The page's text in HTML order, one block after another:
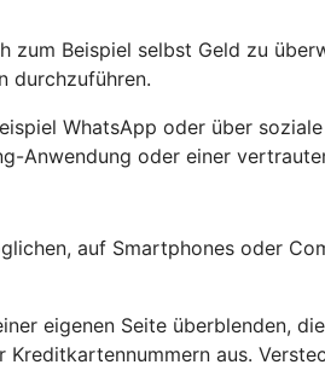
Beispiel selbst Geld zu
durchzuführen.
WhatsApp oder über
Anwendung oder einer
auf Smartphones oder
eigenen Seite überblenden,
aus.